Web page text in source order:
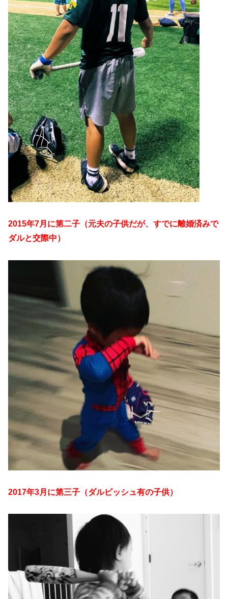
2015年7月に第二子（元夫の子供だが、すでに離婚済みで
ダルと交際中）
2017年3月に第三子（ダルビッシュ有の子供）